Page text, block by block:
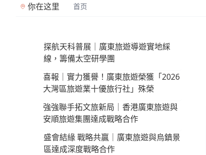
你在这里 首页
探航天科普展｜廣東旅遊導遊實地綵
線，籌備太空研學團
喜報｜實力獲譽！廣東旅遊榮獲「2026
大灣區旅遊業十優旅行社」殊榮
強強聯手拓文旅新局｜香港廣東旅遊與
安順旅遊集團達成戰略合作
盛會結緣 戰略共贏｜廣東旅遊與烏鎮景
區達成深度戰略合作